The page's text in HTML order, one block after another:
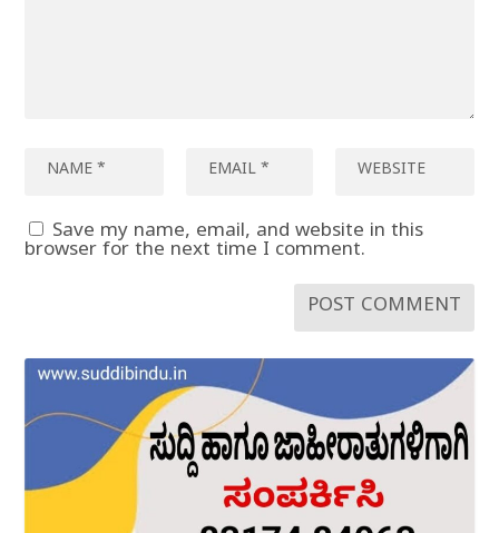
Save my name, email, and website in this
browser for the next time I comment.